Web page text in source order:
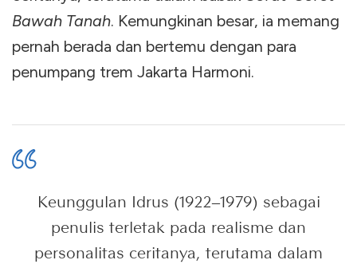
Bawah Tanah. Kemungkinan besar, ia memang
pernah berada dan bertemu dengan para
penumpang trem Jakarta Harmoni.
Keunggulan Idrus (1922–1979) sebagai
penulis terletak pada realisme dan
personalitas ceritanya, terutama dalam